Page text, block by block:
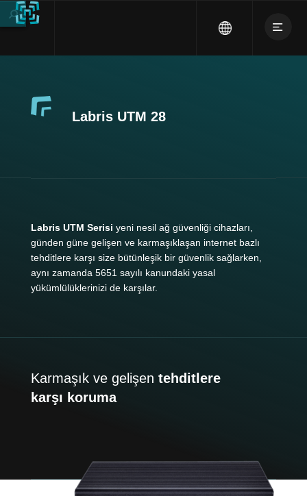
Labris UTM 28
Labris UTM Serisi yeni nesil ağ güvenliği cihazları,
günden güne gelişen ve karmaşıklaşan internet bazlı
tehditlere karşı size bütünleşik bir güvenlik sağlarken,
aynı zamanda 5651 sayılı kanundaki yasal
yükümlülüklerinizi de karşılar.
Karmaşık ve gelişentehditlere
karşı koruma